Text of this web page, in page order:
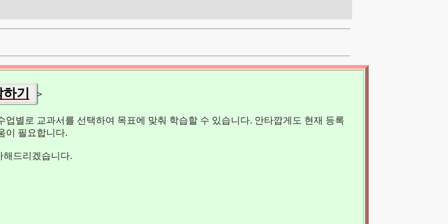
기 >
업별로 교과서를 선택하여 목표에 맞춰 학습할 수 있습니다. 안타깝게도 현재 등록
이 필요합니다.
해드리겠습니다.